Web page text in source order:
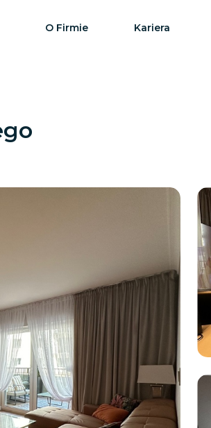
O Firmie Kariera